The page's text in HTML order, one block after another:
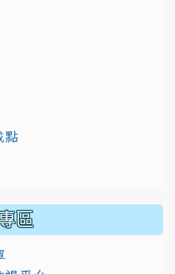
點
區